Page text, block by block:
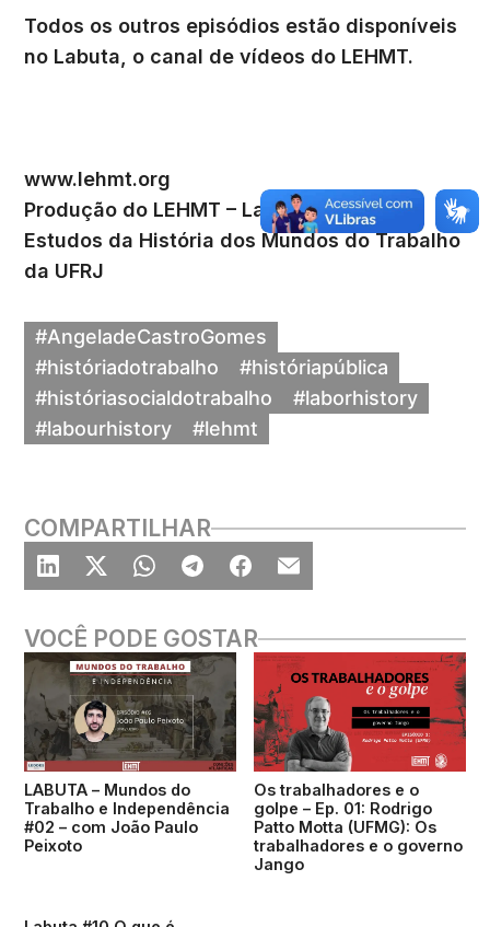
Todos os outros episódios estão disponíveis
no Labuta, o canal de vídeos do LEHMT.
www.lehmt.org
Produção do LEHMT – Laboratório de
Estudos da História dos Mundos do Trabalho
da UFRJ
#AngeladeCastroGomes
#históriadotrabalho
#históriapública
#históriasocialdotrabalho
#laborhistory
#labourhistory
#lehmt
COMPARTILHAR
VOCÊ PODE GOSTAR
LABUTA – Mundos do
Trabalho e Independência
#02 – com João Paulo
Peixoto
Os trabalhadores e o
golpe – Ep. 01: Rodrigo
Patto Motta (UFMG): Os
trabalhadores e o governo
Jango